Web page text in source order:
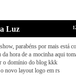
Luz
parabéns por mais está
da hora de a mocinha aqui
o domínio do blog kkk
novo layout logo em rs